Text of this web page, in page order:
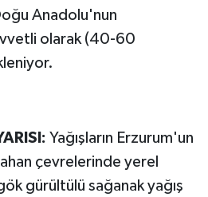
Anadolu'nun
olarak (40-60
Yağışların Erzurum'un
çevrelerinde yerel
gürültülü sağanak yağış